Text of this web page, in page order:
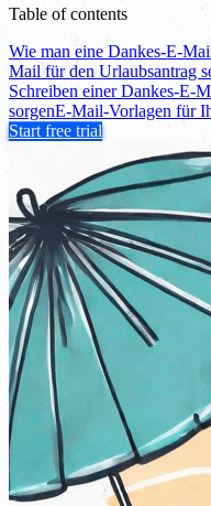
Table of contents
Wie man eine Dankes-E-
Mail für den Urlaubsantrag
Schreiben einer Dankes-E-
sorgenE-Mail-Vorlagen für
Start free trial